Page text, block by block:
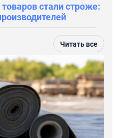
стали строже:
Читать все